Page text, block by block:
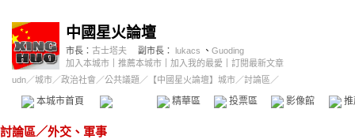
中國星火論壇
市長： 古士塔夫 副市長： lukacs 、 Guoding
加入本城市
推薦本城市 加入我的最愛
訂閱最新文章
udn／城市／政治社會 ／公共議題 ／ 【中國星火論壇】城市／討論區／
本城市首頁 精華區 投票區 影像館
討論區／外交、軍事